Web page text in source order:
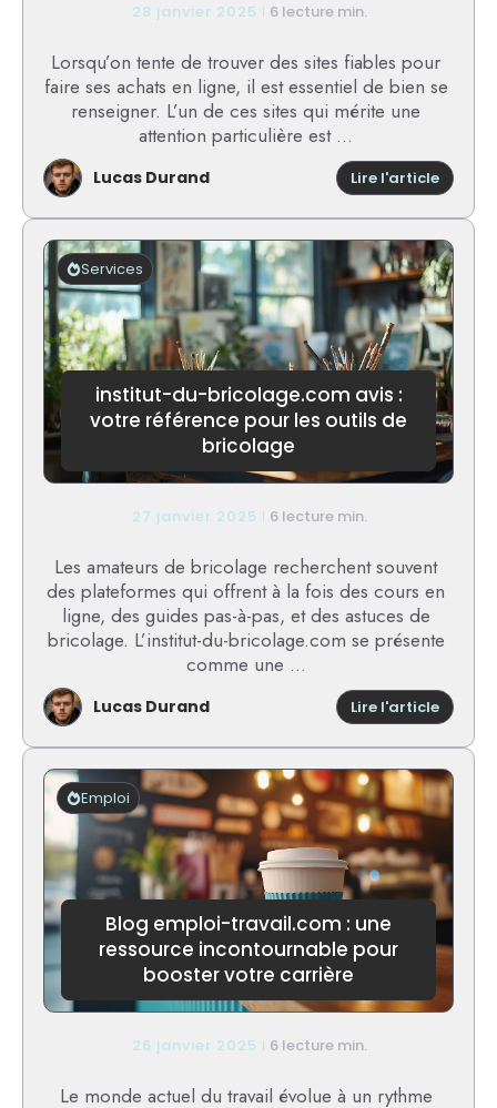
28 janvier 2025 6 lecture min.
Lorsqu’on tente de trouver des sites fiables pour
faire ses achats en ligne, il est essentiel de bien se
renseigner. L’un de ces sites qui mérite une
attention particulière est ...
Lucas Durand Lire l'article:
avis
:
test
de
la
et
retour
des
institut-du-bricolage.com avis :
votre référence pour les outils de
bricolage
Services
27 janvier 2025 6 lecture min.
Les amateurs de bricolage recherchent souvent
des plateformes qui offrent à la fois des cours en
ligne, des guides pas-à-pas, et des astuces de
bricolage. L’institut-du-bricolage.com se présente
comme une ...
Lucas Durand Lire l'article:
du-
avis
:
pour
outils
Blog emploi-travail.com : une
ressource incontournable pour
booster votre carrière
Emploi
26 janvier 2025 6 lecture min.
Le monde actuel du travail évolue à un rythme